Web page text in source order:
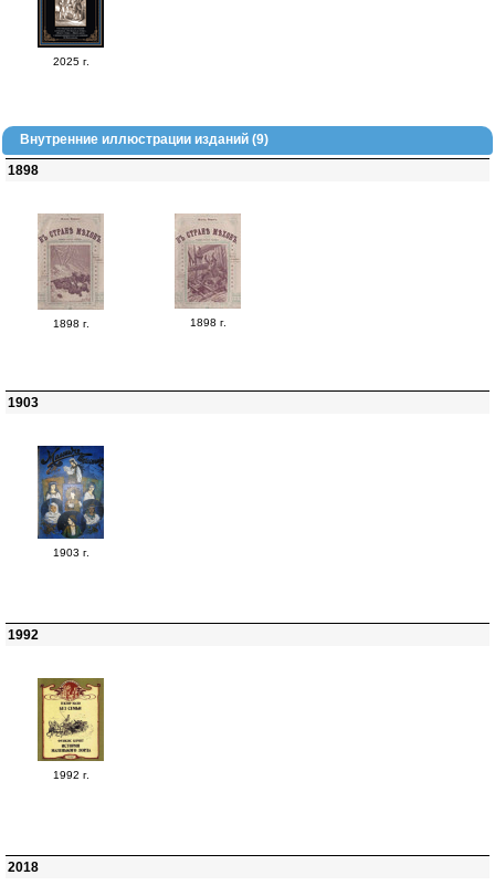
2025 г.
Внутренние иллюстрации изданий (9)
1898
1898 г. 1898 г.
1903
1903 г.
1992
1992 г.
2018